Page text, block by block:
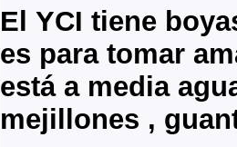
El YCI tiene
es para tomar
está a media
mejillones ,